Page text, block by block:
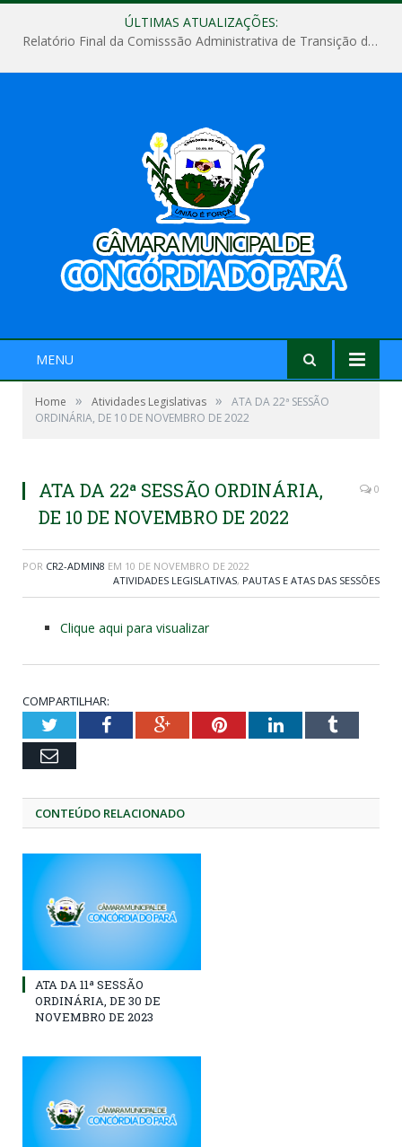
ÚLTIMAS ATUALIZAÇÕES:
Relatório Final da Comisssão Administrativa de Transição de Mandato do Poder Legislativo do Município de Concórdia do Pará
MENU
Home » Atividades Legislativas »
ATA DA 22ª SESSÃO
ORDINÁRIA, DE 10 DE NOVEMBRO DE 2022
ATA DA 22ª SESSÃO ORDINÁRIA,
DE 10 DE NOVEMBRO DE 2022
0
POR CR2-ADMIN8 EM 10 DE NOVEMBRO DE 2022
ATIVIDADES LEGISLATIVAS, PAUTAS E ATAS DAS SESSÕES
Clique aqui para visualizar
COMPARTILHAR:
TwitterFacebookGoogle+PinterestLinkedInTumblr
Email
CONTEÚDO RELACIONADO
ATA DA 11ª SESSÃO
ORDINÁRIA, DE 30 DE
NOVEMBRO DE 2023